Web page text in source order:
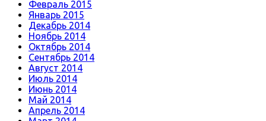
Февраль 2015
Январь 2015
Декабрь 2014
Ноябрь 2014
Октябрь 2014
Сентябрь 2014
Август 2014
Июль 2014
Июнь 2014
Май 2014
Апрель 2014